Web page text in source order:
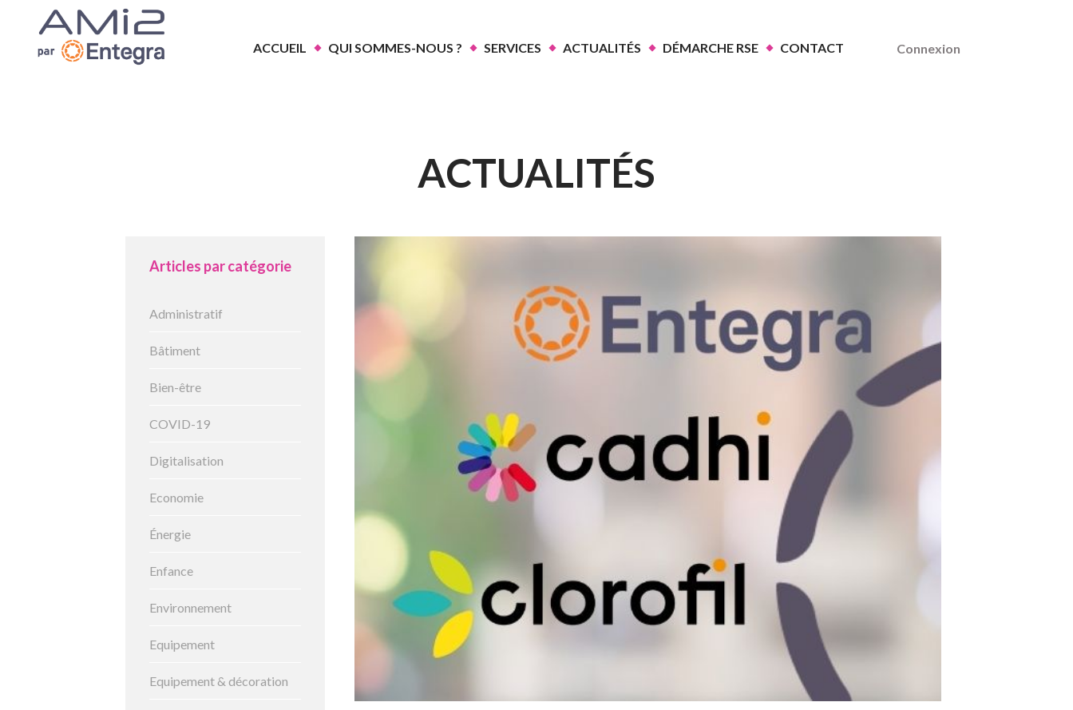
ACCUEIL QUI SOMMES-NOUS ? SERVICES ACTUALITÉS DÉMARCHE RSE CONTACT Connexion
ACTUALITÉS
Articles par catégorie
Administratif
Bâtiment
Bien-être
COVID-19
Digitalisation
Economie
Énergie
Enfance
Environnement
Equipement
Equipement & décoration